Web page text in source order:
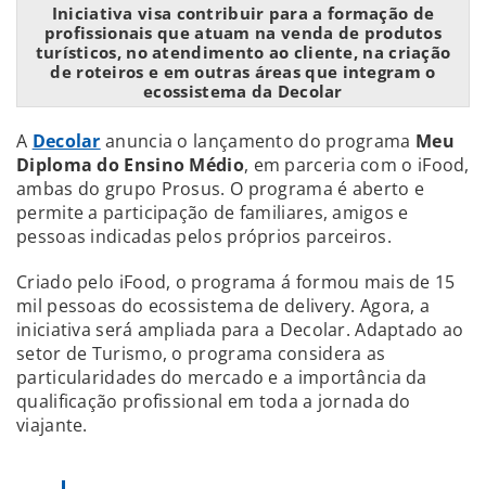
Iniciativa visa contribuir para a formação de
profissionais que atuam na venda de produtos
turísticos, no atendimento ao cliente, na criação
de roteiros e em outras áreas que integram o
ecossistema da Decolar
A Decolar anuncia o lançamento do programa Meu
Diploma do Ensino Médio, em parceria com o iFood,
ambas do grupo Prosus. O programa é aberto e
permite a participação de familiares, amigos e
pessoas indicadas pelos próprios parceiros.
Criado pelo iFood, o programa á formou mais de 15
mil pessoas do ecossistema de delivery. Agora, a
iniciativa será ampliada para a Decolar. Adaptado ao
setor de Turismo, o programa considera as
particularidades do mercado e a importância da
qualificação profissional em toda a jornada do
viajante.